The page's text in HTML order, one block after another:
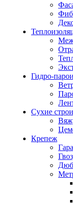
Гидро-
Сухие
Крепеж